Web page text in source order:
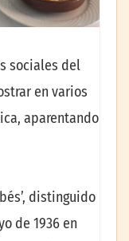
sociales del
en varios
aparentando
distinguido
de 1936 en